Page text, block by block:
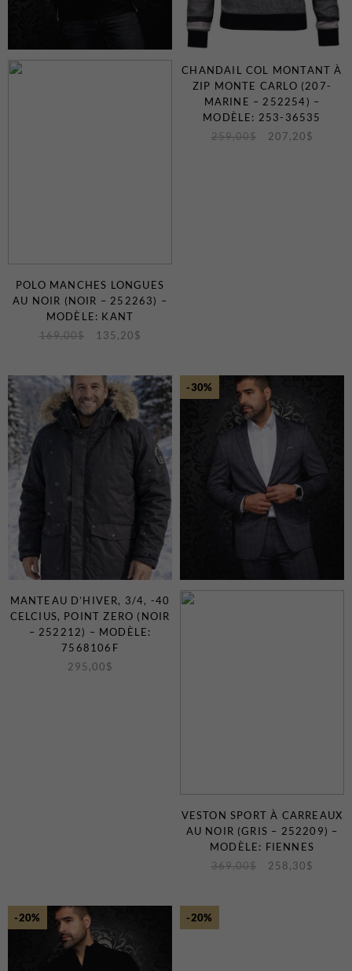
POLO MANCHES LONGUES
AU NOIR (NOIR – 252263) –
MODÈLE: KANT
169,00$ 135,20 $
CHANDAIL COL MONTANT À
ZIP MONTE CARLO (207-
MARINE – 252254) –
MODÈLE: 253-36535
259,00$ 207,20 $
MANTEAU D’HIVER, 3/4, -40
CELCIUS, POINT ZERO (NOIR
– 252212) – MODÈLE:
7568106F
295,00 $
-30%
VESTON SPORT À CARREAUX
AU NOIR (GRIS – 252209) –
MODÈLE: FIENNES
369,00$ 258,30 $
-20% -20%